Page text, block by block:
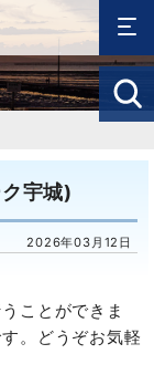
宇城)
2026年03月12日
ことができま
。どうぞお気軽